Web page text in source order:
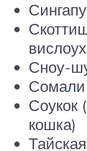
Сноу-
Сомали
Соукок
кошка)